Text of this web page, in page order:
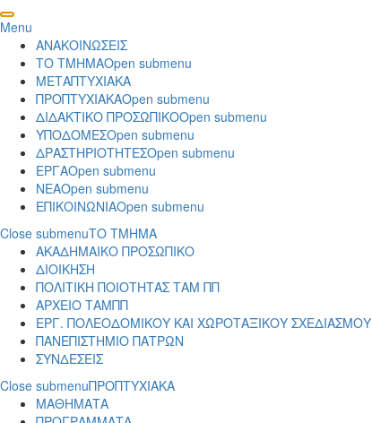
Menu
ΑΝΑΚΟΙΝΩΣΕΙΣ
ΤΟ ΤΜΗΜΑOpen submenu
ΜΕΤΑΠΤΥΧΙΑΚΑ
ΠΡΟΠΤΥΧΙΑΚΑOpen submenu
ΔΙΔΑΚΤΙΚΟ ΠΡΟΣΩΠΙΚΟOpen submenu
ΥΠΟΔΟΜΕΣOpen submenu
ΔΡΑΣΤΗΡΙΟΤΗΤΕΣOpen submenu
ΕΡΓΑOpen submenu
ΝΕΑOpen submenu
ΕΠΙΚΟΙΝΩΝΙΑOpen submenu
Close submenuΤΟ ΤΜΗΜΑ
ΑΚΑΔΗΜΑΙΚΟ ΠΡΟΣΩΠΙΚΟ
ΔΙΟΙΚΗΣΗ
ΠΟΛΙΤΙΚΗ ΠΟΙΟΤΗΤΑΣ ΤΑΜ ΠΠ
ΑΡΧΕΙΟ ΤΑΜΠΠ
ΕΡΓ. ΠΟΛΕΟΔΟΜΙΚΟΥ ΚΑΙ ΧΩΡΟΤΑΞΙΚΟΥ ΣΧΕΔΙΑΣΜΟΥ
ΠΑΝΕΠΙΣΤΗΜΙΟ ΠΑΤΡΩΝ
ΣΥΝΔΕΣΕΙΣ
Close submenuΠΡΟΠΤΥΧΙΑΚΑ
ΜΑΘΗΜΑΤΑ